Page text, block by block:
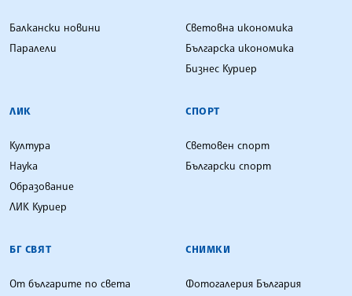
Балкански новини
Паралели
Световна икономика
Българска икономика
Бизнес Куриер
ЛИК
Култура
Наука
Образование
ЛИК Куриер
СПОРТ
Световен спорт
Български спорт
БГ СВЯТ
От българите по света
СНИМКИ
Фотогалерия България